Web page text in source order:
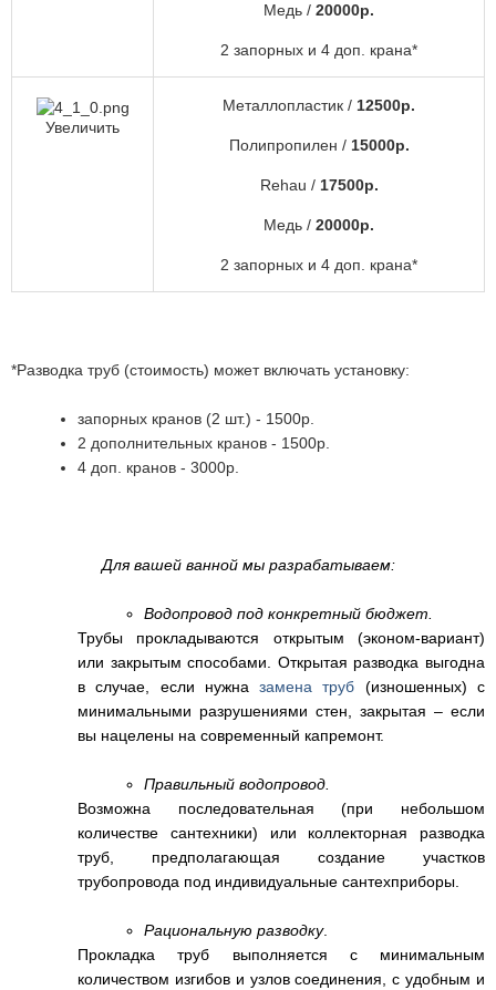
Медь / 20000р.
2 запорных и 4 доп. крана*
Увеличить
Металлопластик / 12500р.
Полипропилен / 15000р.
Rehau / 17500р.
Медь / 20000р.
2 запорных и 4 доп. крана*
*Разводка труб (стоимость) может включать установку:
запорных кранов (2 шт.) - 1500р.
2 дополнительных кранов - 1500р.
4 доп. кранов - 3000р.
Для вашей ванной мы разрабатываем:
Водопровод под конкретный бюджет.
Трубы прокладываются открытым (эконом-вариант)
или закрытым способами. Открытая разводка выгодна
в случае, если нужназамена труб (изношенных) с
минимальными разрушениями стен, закрытая – если
вы нацелены на современный капремонт.
Правильный водопровод.
Возможна последовательная (при небольшом
количестве сантехники) или коллекторная разводка
труб, предполагающая создание участков
трубопровода под индивидуальные сантехприборы.
Рациональную разводку.
Прокладка труб выполняется с минимальным
количеством изгибов и узлов соединения, с удобным и